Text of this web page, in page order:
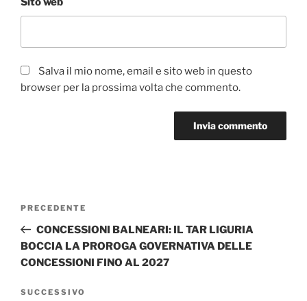
Salva il mio nome, email e sito web in questo
browser per la prossima volta che commento.
Articolo
precedente:
PRECEDENTE
CONCESSIONI BALNEARI: IL TAR LIGURIA
BOCCIA LA PROROGA GOVERNATIVA DELLE
CONCESSIONI FINO AL 2027
Articolo
SUCCESSIVO